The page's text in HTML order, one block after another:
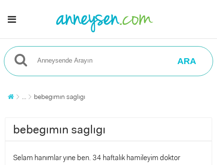
ARA
... bebegımın saglıgı
bebegımın saglıgı
Selam hanımlar yıne ben. 34 haftalık hamileyim doktor